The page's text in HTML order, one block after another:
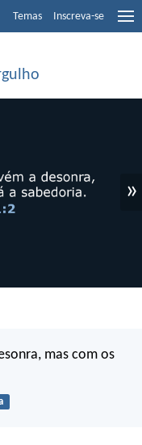
Temas Inscreva-se
»
mas com os